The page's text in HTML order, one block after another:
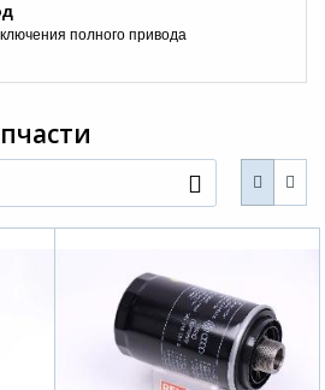
полного привода